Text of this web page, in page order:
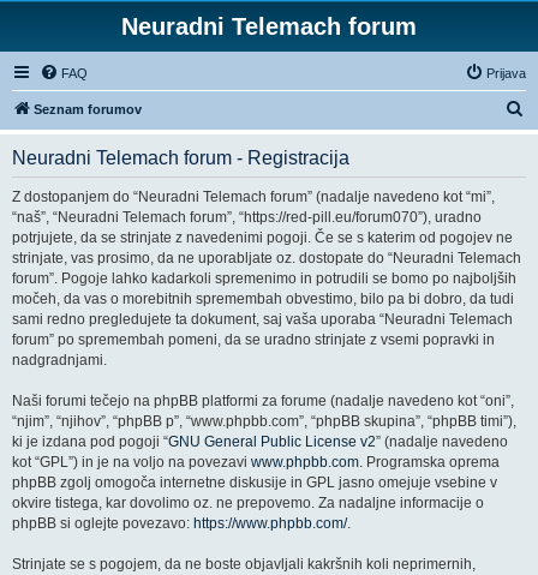
Neuradni Telemach forum
FAQ Prijava
Seznam forumov
s
Neuradni Telemach forum - Registracija
Z dostopanjem do “Neuradni Telemach forum” (nadalje navedeno kot “mi”,
“naš”, “Neuradni Telemach forum”, “https://red-pill.eu/forum070”), uradno
potrjujete, da se strinjate z navedenimi pogoji. Če se s katerim od pogojev ne
strinjate, vas prosimo, da ne uporabljate oz. dostopate do “Neuradni Telemach
forum”. Pogoje lahko kadarkoli spremenimo in potrudili se bomo po najboljših
močeh, da vas o morebitnih spremembah obvestimo, bilo pa bi dobro, da tudi
sami redno pregledujete ta dokument, saj vaša uporaba “Neuradni Telemach
forum” po spremembah pomeni, da se uradno strinjate z vsemi popravki in
nadgradnjami.
Naši forumi tečejo na phpBB platformi za forume (nadalje navedeno kot “oni”,
“njim”, “njihov”, “phpBB p”, “www.phpbb.com”, “phpBB skupina”, “phpBB timi”),
ki je izdana pod pogoji “GNU General Public License v2” (nadalje navedeno
kot “GPL”) in je na voljo na povezavi www.phpbb.com. Programska oprema
phpBB zgolj omogoča internetne diskusije in GPL jasno omejuje vsebine v
okvire tistega, kar dovolimo oz. ne prepovemo. Za nadaljne informacije o
phpBB si oglejte povezavo: https://www.phpbb.com/.
Strinjate se s pogojem, da ne boste objavljali kakršnih koli neprimernih,